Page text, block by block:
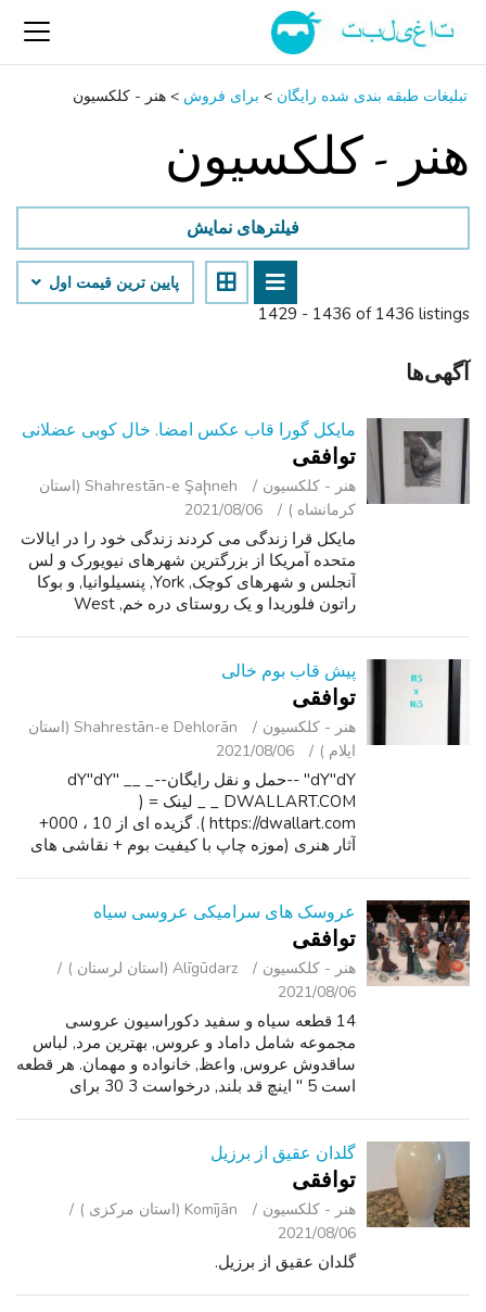
تبلیغات طبقه بندی شده رایگان > برای فروش > هنر - کلکسیون
هنر - کلکسیون
1429 - 1436 of 1436 listings
فیلترهای نمایش
پایین ‌ترین قیمت اول
آگهی‌ها
مایکل گورا قاب عکس امضا. خال کوبی عضلانی
توافقی
هنر - کلکسیون
Shahrestān-e Şaḩneh (استان
کرمانشاه )
2021/08/06
مایکل قرا زندگی می کردند زندگی خود را در ایالات
متحده آمریکا از بزرگترین شهرهای نیویورک و لس
آنجلس و شهرهای کوچک, York, پنسیلوانیا, و بوکا
راتون فلوریدا و یک روستای دره خم, West
پیش قاب بوم خالی
توافقی
هنر - کلکسیون
Shahrestān-e Dehlorān (استان
ایلام )
2021/08/06
dY"dY" --حمل و نقل رایگان--dY"dY" __ _
DWALLART.COM _ _ لینک = (
https://dwallart.com ). گزیده ای از 10 ، 000+
آثار هنری (موزه چاپ با کیفیت بوم + نقاشی های
کشید...
عروسک های سرامیکی عروسی سیاه
توافقی
هنر - کلکسیون
Alīgūdarz (استان لرستان )
2021/08/06
14 قطعه سیاه و سفید دکوراسیون عروسی
مجموعه شامل داماد و عروس, بهترین مرد, لباس
ساقدوش عروس, واعظ, خانواده و مهمان. هر قطعه
است 5 " اینچ قد بلند, درخواست 3 30 برای
بر...
گلدان عقیق از برزیل
توافقی
هنر - کلکسیون
Komījān (استان مرکزی )
2021/08/06
گلدان عقیق از برزیل.